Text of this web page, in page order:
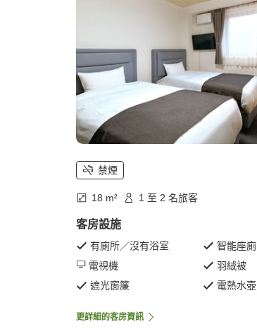
禁煙
18 m² 1 至 2 名旅客
客房設施
有廁所／沒有浴室
智能座廁
電視機
羽絨被
遮光窗簾
電熱水壺
更詳細的客房資訊